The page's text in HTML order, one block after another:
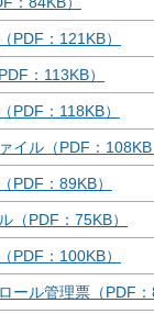
PDF：121KB）
：113KB）
PDF：118KB）
イル（PDF：108KB
PDF：89KB）
（PDF：75KB）
PDF：100KB）
ール管理票（PDF：